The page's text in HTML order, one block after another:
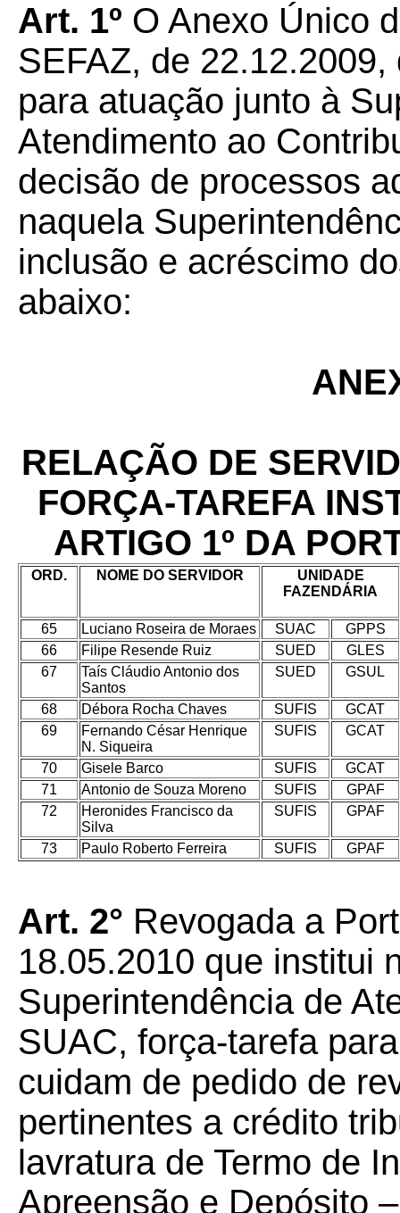
Art. 1º O Anexo Único
SEFAZ, de
para atuação junto à
Atendimento ao
decisão de processos
naquela
inclusão e acréscimo
abaixo:
RELAÇÃO DE
FORÇA-TAREFA
ARTIGO 1º DA
ORD. NOME DO SERVIDOR
UNIDADE
FAZENDÁRIA
65 Luciano Roseira de Moraes SUAC
GPPS
66
Filipe Resende Ruiz SUED
GLES
67
Taís Cláudio Antonio dos
Santos
SUED GSUL
68 Débora Rocha Chaves SUFIS
GCAT
69
Fernando César Henrique
N. Siqueira
SUFIS GCAT
70 Gisele Barco SUFIS
GCAT
71
Antonio de Souza Moreno SUFIS
GPAF
72
Heronides Francisco da
Silva
SUFIS GPAF
73 Paulo Roberto Ferreira SUFIS GPAF
Art. 2° Revogada a
18.05.2010 que institui
Superintendência de
SUAC, força-tarefa
cuidam de pedido de
pertinentes a crédito
lavratura de Termo de
Apreensão e Depósito